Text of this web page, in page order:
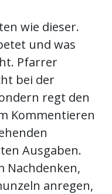
wie dieser.
und was
Pfarrer
bei der
regt den
Kommentieren
Ausgaben.
Nachdenken,
anregen,